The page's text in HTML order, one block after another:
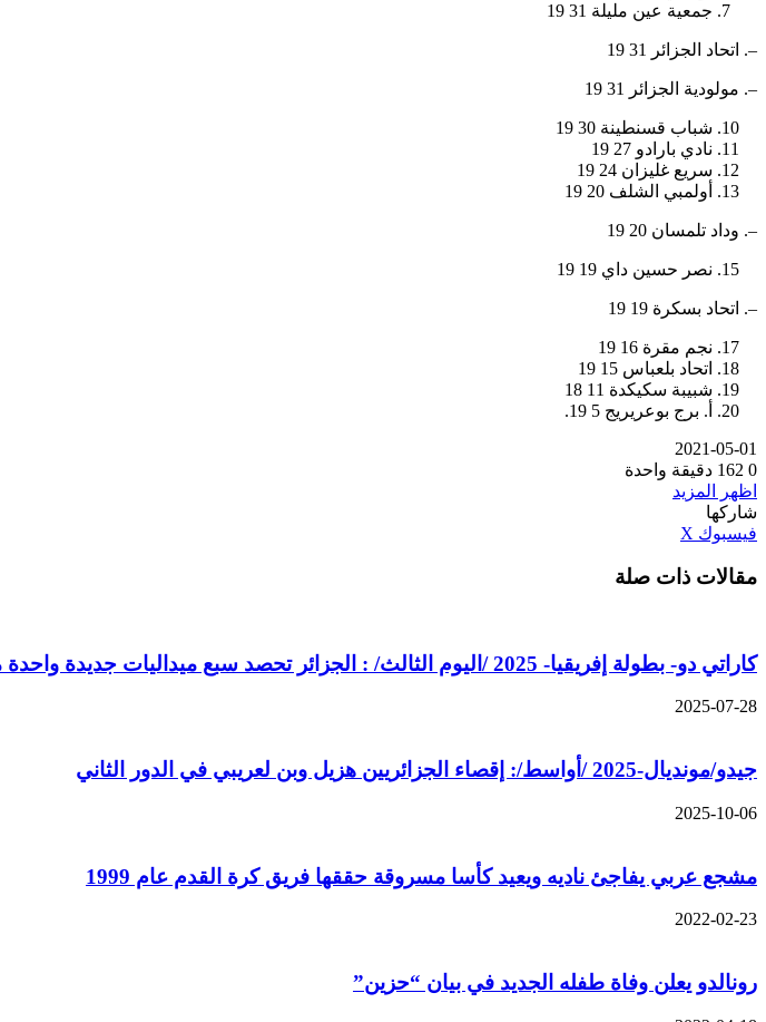
جمعية عين مليلة 31 19
–. اتحاد الجزائر 31 19
–. مولودية الجزائر 31 19
شباب قسنطينة 30 19
نادي بارادو 27 19
سريع غليزان 24 19
أولمبي الشلف 20 19
–. وداد تلمسان 20 19
نصر حسين داي 19 19
–. اتحاد بسكرة 19 19
نجم مقرة 16 19
اتحاد بلعباس 15 19
شبيبة سكيكدة 11 18
أ. برج بوعريريج 5 19.
2021-05-01
0
دقيقة واحدة
اظهر المزيد
شاركها
فيسبوك ‫X
البريد
مقالات ذات صلة
كاراتي دو- بطولة إفريقيا- 2025 /اليوم الثالث/ : الجزائر تحصد سبع ميداليات جديدة واحدة منها ذهبية
2025-07-28
جيدو/مونديال-2025 /أواسط/: إقصاء الجزائريين هزيل وبن لعريبي في الدور الثاني
2025-10-06
مشجع عربي يفاجئ ناديه ويعيد كأسا مسروقة حققها فريق كرة القدم عام 1999
2022-02-23
رونالدو يعلن وفاة طفله الجديد في بيان “حزين”